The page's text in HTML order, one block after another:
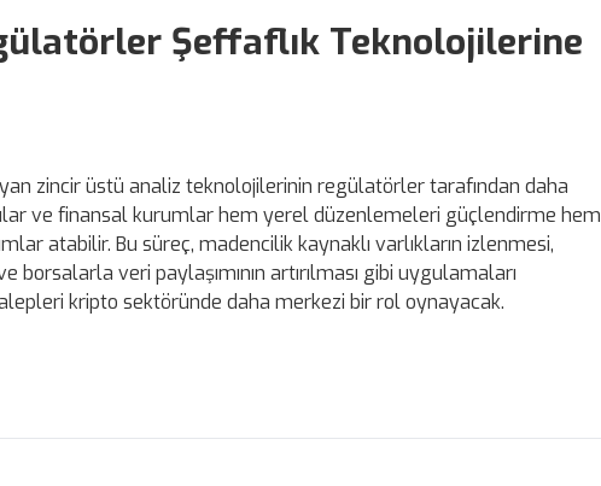
Şeffaflık Teknolojilerine
zincir üstü analiz teknolojilerinin regülatörler tarafından daha
ve finansal kurumlar hem yerel düzenlemeleri güçlendirme hem
atabilir. Bu süreç, madencilik kaynaklı varlıkların izlenmesi,
borsalarla veri paylaşımının artırılması gibi uygulamaları
kripto sektöründe daha merkezi bir rol oynayacak.